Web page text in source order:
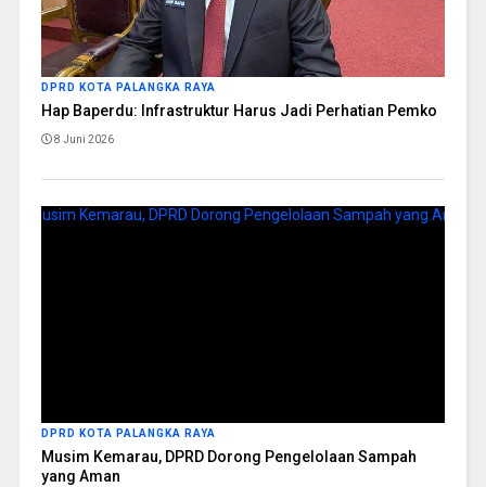
DPRD KOTA PALANGKA RAYA
Hap Baperdu: Infrastruktur Harus Jadi Perhatian Pemko
8 Juni 2026
DPRD KOTA PALANGKA RAYA
Musim Kemarau, DPRD Dorong Pengelolaan Sampah
yang Aman